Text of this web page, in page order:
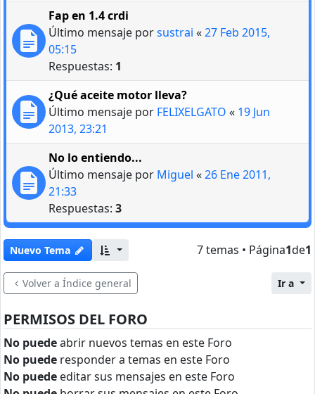
Fap en 1.4 crdi
Último mensaje porsustrai «27 Feb 2015,
05:15
Respuestas: 1
¿Qué aceite motor lleva?
Último mensaje por FELIXELGATO « 19 Jun
2013, 23:21
No lo entiendo...
Último mensaje por Miguel «26 Ene 2011,
21:33
Respuestas: 3
Nuevo Tema 7 temas • Página1de1
Volver a Índice general Ir a
PERMISOS DEL FORO
No puedeabrir nuevos temas en este Foro
No puede responder a temas en este Foro
No puede editar sus mensajes en este Foro